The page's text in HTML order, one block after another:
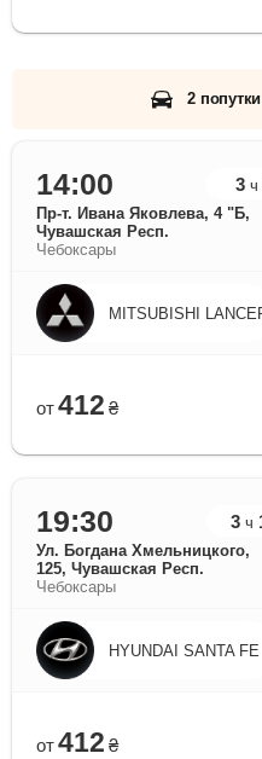
2
14:00 3 ч
Пр-т. Ивана Яковлева, 4 "Б,
Чувашская Респ.
Чебоксары
MITSUBISHI
от 412 ₴
19:30 3 ч
Ул. Богдана Хмельницкого,
125, Чувашская Респ.
Чебоксары
HYUNDAI SANTA FE
от 412 ₴